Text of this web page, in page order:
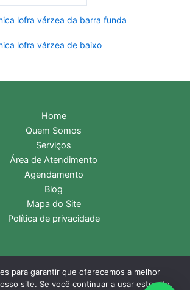
lofra várzea da barra funda
lofra várzea de baixo
Home
Quem Somos
Serviços
Área de Atendimento
Agendamento
Blog
Mapa do Site
Política de privacidade
Assistência Técnica Lofra | Central de
para garantir que oferecemos a melhor
site. Se você continuar a usar este site,